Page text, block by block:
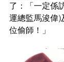
了：「一定係
運總監馬浚偉)
位偷師！」